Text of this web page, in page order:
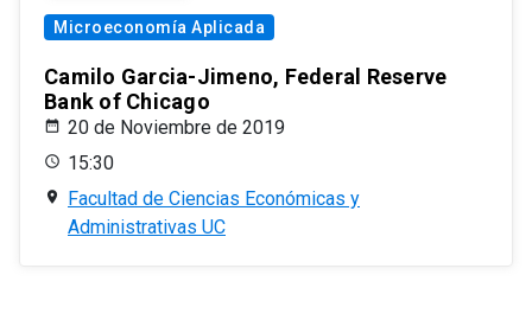
Microeconomía Aplicada
Camilo Garcia-Jimeno, Federal Reserve
Bank of Chicago
20 de Noviembre de 2019
15:30
Facultad de Ciencias Económicas y
Administrativas UC